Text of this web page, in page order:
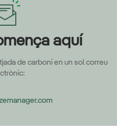
aquí
de carboni en un sol correu